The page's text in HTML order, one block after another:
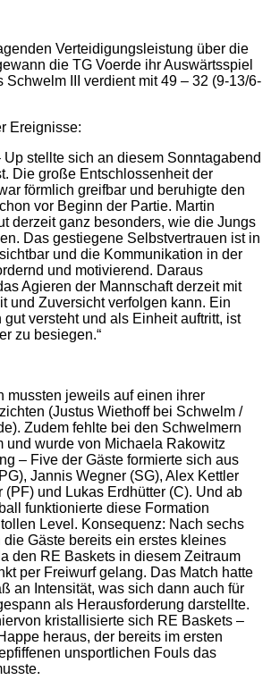
Verteidigungsleistung über die
die TG Voerde ihr Auswärtsspiel
Schwelm III verdient mit 49 – 32 (9-13/6-
Ereignisse:
Up stellte sich an diesem Sonntagabend
Die große Entschlossenheit der
förmlich greifbar und beruhigte den
vor Beginn der Partie. Martin
derzeit ganz besonders, wie die Jungs
Das gestiegene Selbstvertrauen ist in
und die Kommunikation in der
und motivierend. Daraus
Agieren der Mannschaft derzeit mit
und Zuversicht verfolgen kann. Ein
versteht und als Einheit auftritt, ist
zu besiegen.“
mussten jeweils auf einen ihrer
(Justus Wiethoff bei Schwelm /
Zudem fehlte bei den Schwelmern
und wurde von Michaela Rakowitz
– Five der Gäste formierte sich aus
Jannis Wegner (SG), Alex Kettler
(PF) und Lukas Erdhütter (C). Und ab
funktionierte diese Formation
Level. Konsequenz: Nach sechs
die Gäste bereits ein erstes kleines
den RE Baskets in diesem Zeitraum
per Freiwurf gelang. Das Match hatte
an Intensität, was sich dann auch für
als Herausforderung darstellte.
kristallisierte sich RE Baskets –
heraus, der bereits im ersten
unsportlichen Fouls das